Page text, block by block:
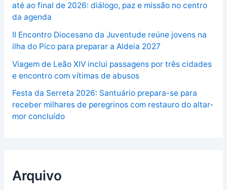
até ao final de 2026: diálogo, paz e missão no centro
da agenda
II Encontro Diocesano da Juventude reúne jovens na
ilha do Pico para preparar a Aldeia 2027
Viagem de Leão XIV inclui passagens por três cidades
e encontro com vítimas de abusos
Festa da Serreta 2026: Santuário prepara-se para
receber milhares de peregrinos com restauro do altar-
mor concluído
Arquivo